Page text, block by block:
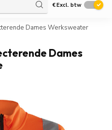
€Excl. btw
Dames Werksweater
Dames